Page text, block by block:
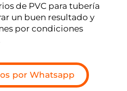
de PVC para tubería
un buen resultado y
por condiciones
por Whatsapp